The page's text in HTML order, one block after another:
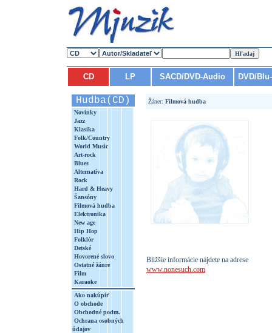
CD LP SACD/DVD-Audio DVD/
Hudba(CD)
Novinky
Jazz
Klasika
Folk/Country
World Music
Art-rock
Blues
Alternatíva
Rock
Hard & Heavy
Šansóny
Filmová hudba
Elektronika
New age
Hip Hop
Folklór
Detské
Hovorené slovo
Ostatné žánre
Film
Karaoke
Ako nakúpiť
O obchode
Obchodné podm.
Ochrana osobných
údajov
Žáner: Filmová hudba
Bližšie informácie nájdete na adrese
www.nonesuch.com